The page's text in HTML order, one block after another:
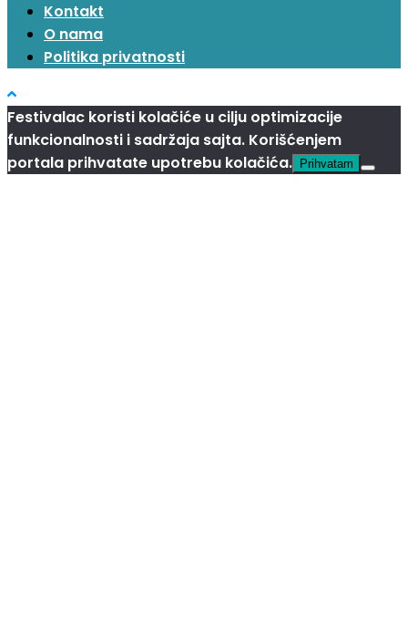
Kontakt
O nama
Politika privatnosti
Festivalac koristi kolačiće u cilju optimizacije
funkcionalnosti i sadržaja sajta. Korišćenjem
portala prihvatate upotrebu kolačića.
Prihvatam